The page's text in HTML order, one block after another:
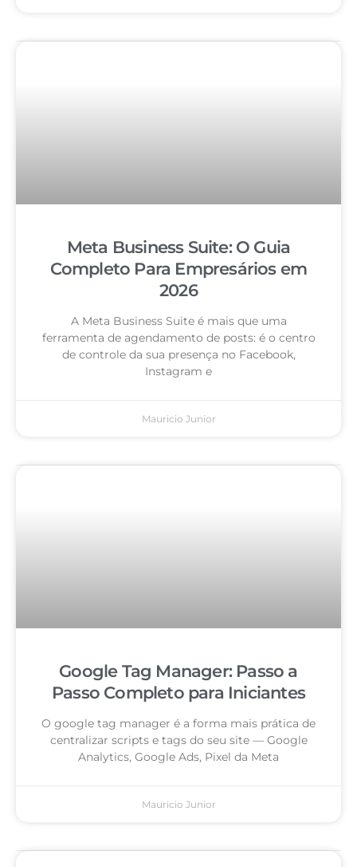
Meta Business Suite: O Guia
Completo Para Empresários em
2026
A Meta Business Suite é mais que uma
ferramenta de agendamento de posts: é o centro
de controle da sua presença no Facebook,
Instagram e
Mauricio Junior
Google Tag Manager: Passo a
Passo Completo para Iniciantes
O google tag manager é a forma mais prática de
centralizar scripts e tags do seu site — Google
Analytics, Google Ads, Pixel da Meta
Mauricio Junior